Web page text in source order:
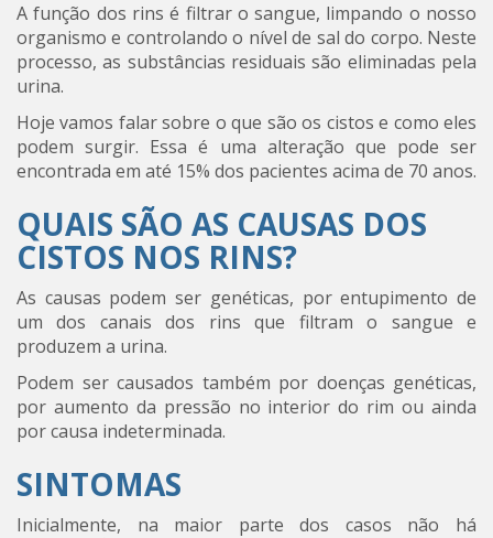
A função dos rins é filtrar o sangue, limpando o nosso
organismo e controlando o nível de sal do corpo. Neste
processo, as substâncias residuais são eliminadas pela
urina.
Hoje vamos falar sobre o que são os cistos e como eles
podem surgir. Essa é uma alteração que pode ser
encontrada em até 15% dos pacientes acima de 70 anos.
QUAIS SÃO AS CAUSAS DOS
CISTOS NOS RINS?
As causas podem ser genéticas, por entupimento de
um dos canais dos rins que filtram o sangue e
produzem a urina.
Podem ser causados também por doenças genéticas,
por aumento da pressão no interior do rim ou ainda
por causa indeterminada.
SINTOMAS
Inicialmente, na maior parte dos casos não há